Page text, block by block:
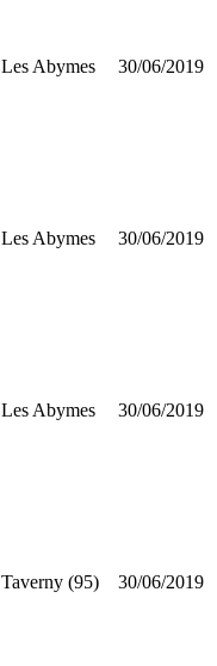
Les Abymes 30/06/2019
Les Abymes 30/06/2019
Les Abymes 30/06/2019
Taverny (95) 30/06/2019